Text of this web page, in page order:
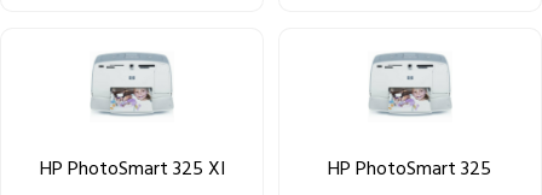
HP PhotoSmart 325 XI HP PhotoSmart 325